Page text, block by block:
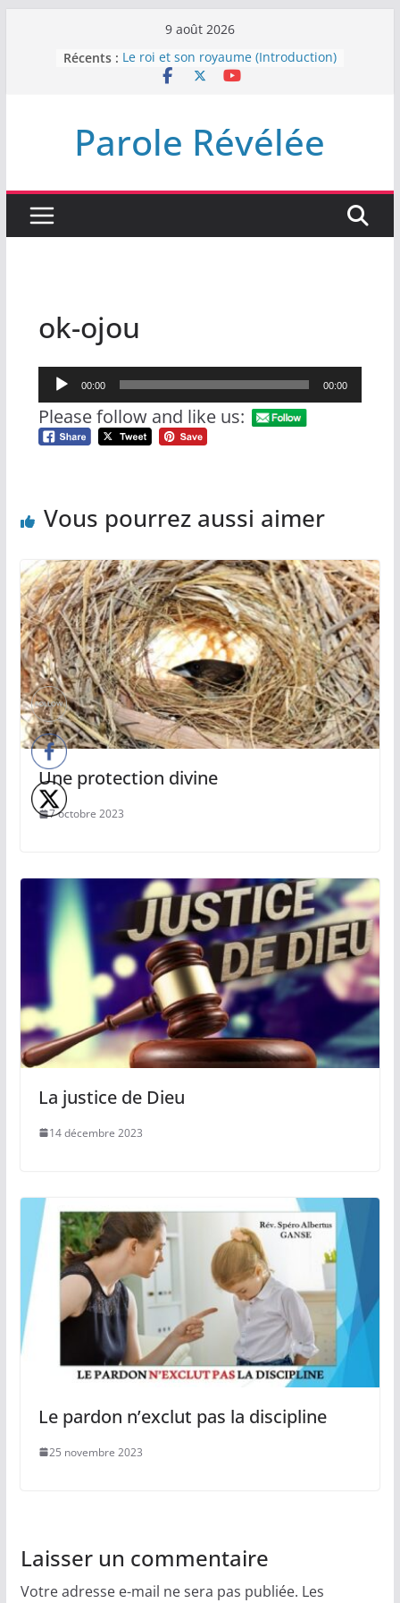
9 août 2026
Récents : Le roi et son royaume (Introduction)
DEMEUREZ DANS LA LUMIÈRE
LABAN
L’INTERVENTION DE DIEU
Parole Révélée
ok-ojou
Lecteur
audio
00:00 00:00
Please follow and like us:
Vous pourrez aussi aimer
Une protection divine
7 octobre 2023
La justice de Dieu
14 décembre 2023
Le pardon n’exclut pas la discipline
25 novembre 2023
Laisser un commentaire
Votre adresse e-mail ne sera pas publiée. Les